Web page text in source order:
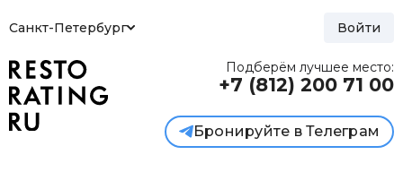
Санкт-Петербург Войти
Подберём лучшее место:
+7 (812) 200 71 00
Бронируйте в Телеграм